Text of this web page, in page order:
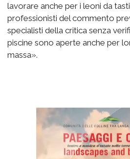
lavorare anche per i leoni da
professionisti del commento
specialisti della critica senza
piscine sono aperte anche per
massa».